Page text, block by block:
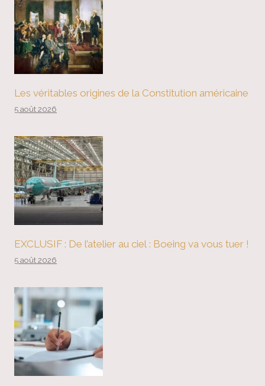
Les véritables origines de la Constitution américaine
5 août 2026
EXCLUSIF : De l’atelier au ciel : Boeing va vous tuer !
5 août 2026